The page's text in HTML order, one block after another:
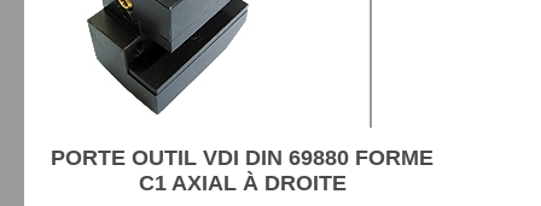
PORTE OUTIL VDI DIN 69880 FORME
C1 AXIAL À DROITE